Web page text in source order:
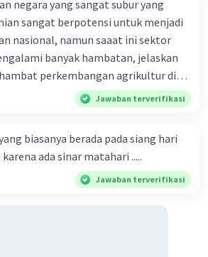
)
negara yang sangat subur yang
sangat berpotensi untuk menjadi
nasional, namun saaat ini sektor
banyak hambatan, jelaskan
perkembangan agrikultur di
Jawaban terverifikasi
biasanya berada pada siang hari
ada sinar matahari .....
Jawaban terverifikasi